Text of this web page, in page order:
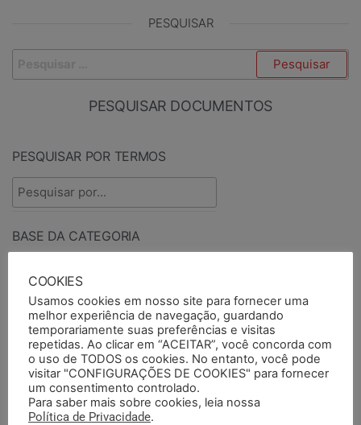
PESQUISAR
PESQUISAR DOCUMENTOS
PESQUISAR POR TERMOS
BASE DA CATEGORIA
TIPO DE DOCUMENTO PUBLICADOS ENTRE
COOKIES
Usamos cookies em nosso site para fornecer uma
melhor experiência de navegação, guardando
temporariamente suas preferências e visitas
repetidas. Ao clicar em “ACEITAR”, você concorda com
o uso de TODOS os cookies. No entanto, você pode
visitar "CONFIGURAÇÕES DE COOKIES" para fornecer
um consentimento controlado.
Para saber mais sobre cookies, leia nossa
Política de Privacidade.